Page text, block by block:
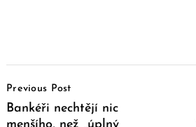
Navigation
Previous Post
Bankéři nechtějí nic